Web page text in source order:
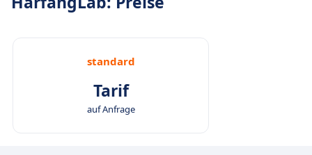
standard
Tarif
auf Anfrage